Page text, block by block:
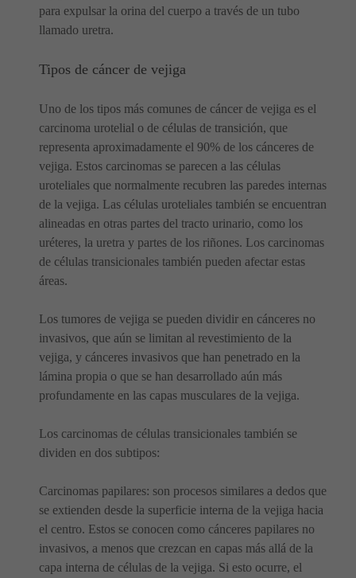
para expulsar la orina del cuerpo a través de un tubo
llamado uretra.
Tipos de cáncer de vejiga
Uno de los tipos más comunes de cáncer de vejiga es el
carcinoma urotelial o de células de transición, que
representa aproximadamente el 90% de los cánceres de
vejiga. Estos carcinomas se parecen a las células
uroteliales que normalmente recubren las paredes internas
de la vejiga. Las células uroteliales también se encuentran
alineadas en otras partes del tracto urinario, como los
uréteres, la uretra y partes de los riñones. Los carcinomas
de células transicionales también pueden afectar estas
áreas.
Los tumores de vejiga se pueden dividir en cánceres no
invasivos, que aún se limitan al revestimiento de la
vejiga, y cánceres invasivos que han penetrado en la
lámina propia o que se han desarrollado aún más
profundamente en las capas musculares de la vejiga.
Los carcinomas de células transicionales también se
dividen en dos subtipos:
Carcinomas papilares: son procesos similares a dedos que
se extienden desde la superficie interna de la vejiga hacia
el centro. Estos se conocen como cánceres papilares no
invasivos, a menos que crezcan en capas más allá de la
capa interna de células de la vejiga. Si esto ocurre, el